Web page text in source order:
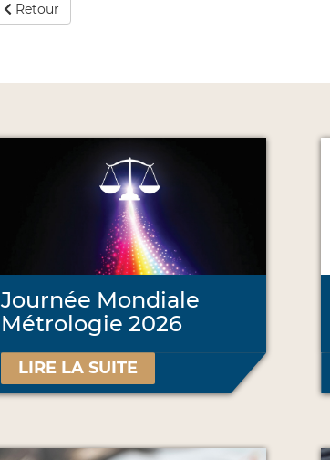
Retour
Journée Mondiale
Métrologie 2026
LIRE LA SUITE